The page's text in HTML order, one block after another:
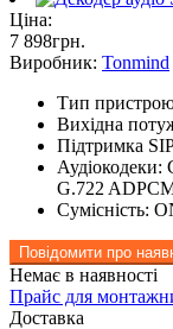
Ціна:
7 898грн.
Виробник: Tonmind
Тип
Вихідна
Підтримка
G.722
Сумісність:
Повідомити про
Немає в наявності
Прайс для
Доставка